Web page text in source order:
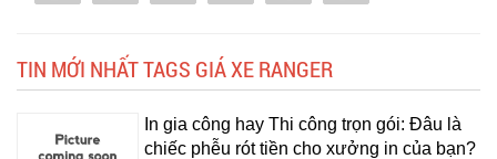
TIN MỚI NHẤT TAGS GIÁ XE RANGER
In gia công hay Thi công trọn gói: Đâu là
chiếc phễu rót tiền cho xưởng in của bạn?